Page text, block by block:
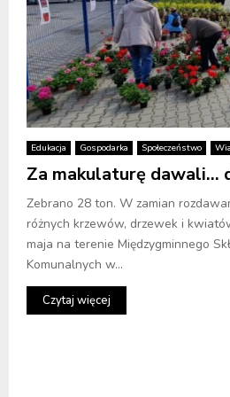
Edukacja Gospodarka Społeczeństwo
Za makulaturę dawali…
Zebrano 28 ton. W zamian
różnych krzewów, drzewek i
maja na terenie Międzygminnego
Komunalnych w...
Czytaj więcej